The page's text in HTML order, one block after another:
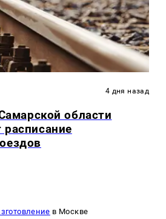
4 дня назад
области
в Москве